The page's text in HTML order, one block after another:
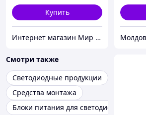
Купить
Интернет магазин Мир стендов. Товары из Украины
Смотри также
Светодиодные продукции
Средства монтажа
Блоки питания для светодиодной